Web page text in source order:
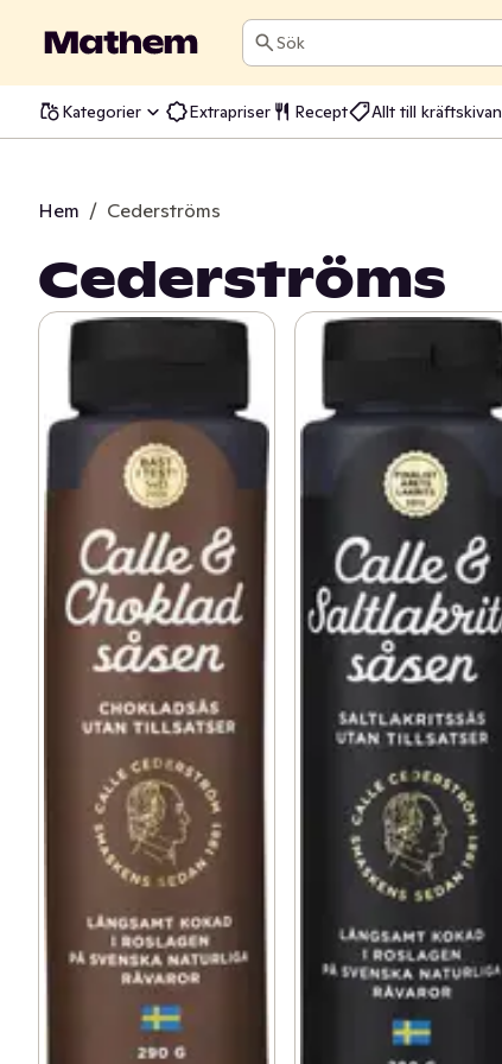
Sök
Kategorier Extrapriser Recept Allt till kräftskivan
Hem / Cederströms
Cederströms